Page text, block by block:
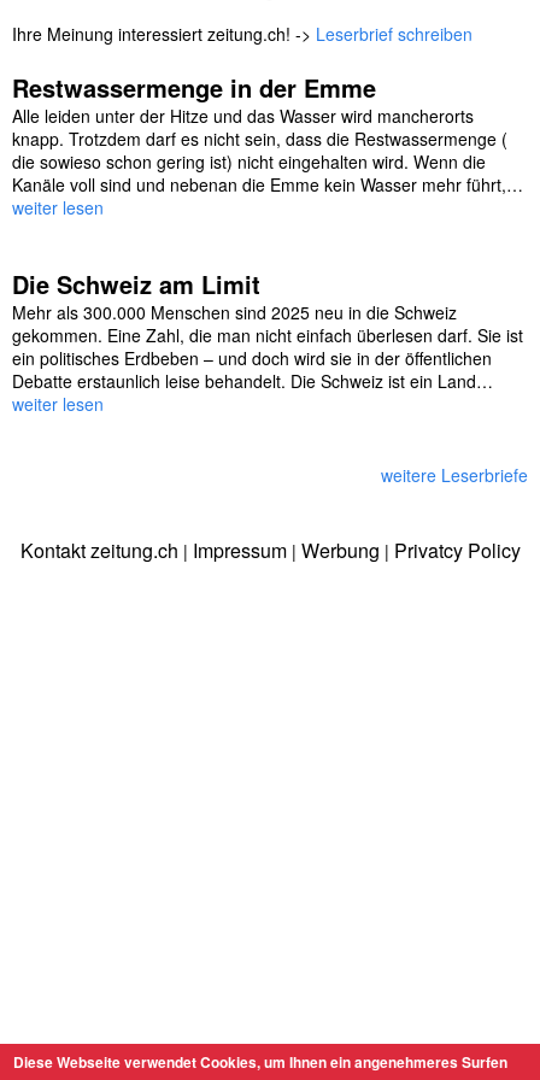
Ihre Meinung interessiert zeitung.ch! -> Leserbrief schreiben
Restwassermenge in der Emme
Alle leiden unter der Hitze und das Wasser wird mancherorts
knapp. Trotzdem darf es nicht sein, dass die Restwassermenge (
die sowieso schon gering ist) nicht eingehalten wird. Wenn die
Kanäle voll sind und nebenan die Emme kein Wasser mehr führt,…
weiter lesen
Die Schweiz am Limit
Mehr als 300.000 Menschen sind 2025 neu in die Schweiz
gekommen. Eine Zahl, die man nicht einfach überlesen darf. Sie ist
ein politisches Erdbeben – und doch wird sie in der öffentlichen
Debatte erstaunlich leise behandelt. Die Schweiz ist ein Land…
weiter lesen
weitere Leserbriefe
Kontakt zeitung.ch | Impressum| Werbung | Privatcy Policy
Diese Webseite verwendet Cookies, um Ihnen ein angenehmeres Surfen